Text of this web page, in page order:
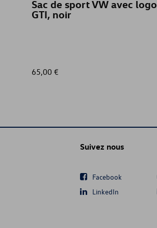
Sac de sport VW avec logo
GTI, noir
65,00 €
Suivez nous
Facebook
LinkedIn